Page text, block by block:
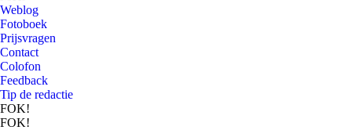
Weblog
Fotoboek
Prijsvragen
Contact
Colofon
Feedback
Tip de redactie
FOK!
FOK!